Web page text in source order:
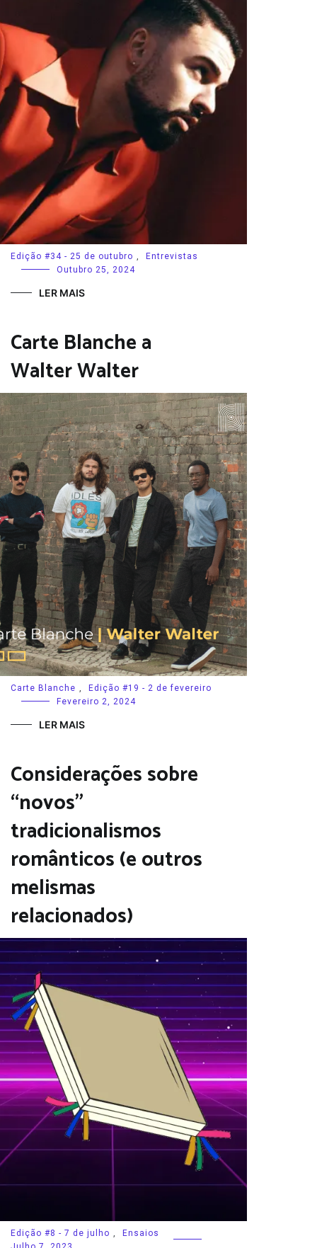
Edição #34 - 25 de outubro ,
Entrevistas
Outubro 25, 2024
LER MAIS
Carte Blanche a
Walter Walter
Carte Blanche ,
Edição #19 - 2 de fevereiro
Fevereiro 2, 2024
LER MAIS
Considerações sobre
“novos”
tradicionalismos
românticos (e outros
melismas
relacionados)
Edição #8 - 7 de julho ,
Ensaios